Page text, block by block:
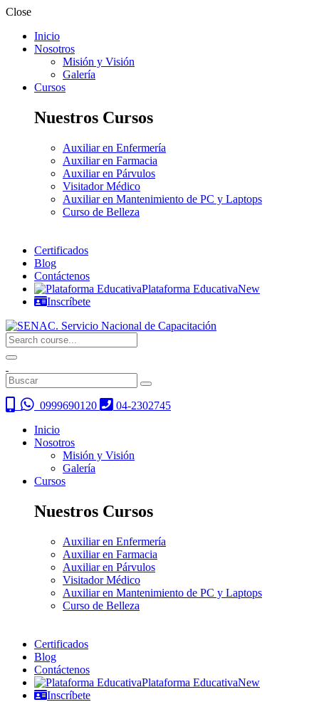
Close
Inicio
Nosotros
Misión y Visión
Galería
Cursos
Nuestros Cursos
Auxiliar en Enfermería
Auxiliar en Farmacia
Auxiliar en Párvulos
Visitador Médico
Auxiliar en Mantenimiento de PC y Laptops
Curso de Belleza
Certificados
Blog
Contáctenos
Plataforma EducativaNew
Inscríbete
0999690120
04-2302745
Inicio
Nosotros
Misión y Visión
Galería
Cursos
Nuestros Cursos
Auxiliar en Enfermería
Auxiliar en Farmacia
Auxiliar en Párvulos
Visitador Médico
Auxiliar en Mantenimiento de PC y Laptops
Curso de Belleza
Certificados
Blog
Contáctenos
Plataforma EducativaNew
Inscríbete